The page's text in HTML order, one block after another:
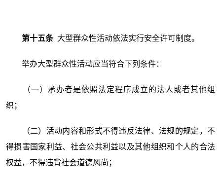
第十五条 大型群众性活动依法实行安全许可制度。
举办大型群众性活动应当符合下列条件：
（一）承办者是依照法定程序成立的法人或者其他组
织；
（二）活动内容和形式不得违反法律、法规的规定，不
得损害国家利益、社会公共利益以及其他组织和个人的合法
权益，不得违背社会道德风尚；